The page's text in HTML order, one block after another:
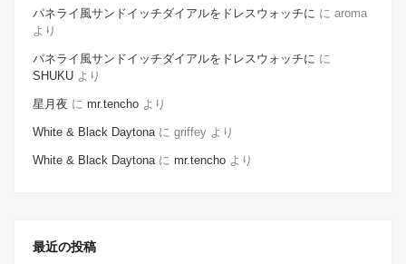
パネライ風サンドイッチダイアルをドレスウォッチに に aroma
より
パネライ風サンドイッチダイアルをドレスウォッチに に
SHUKU より
星月夜 に mr.tencho より
White & Black Daytona に griffey より
White & Black Daytona に mr.tencho より
最近の投稿